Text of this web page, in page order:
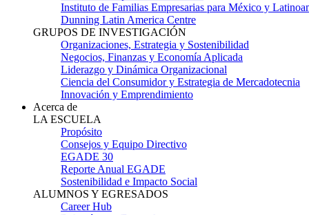
Instituto de Familias Empresarias para México y
Dunning Latin America Centre
GRUPOS DE INVESTIGACIÓN
Organizaciones, Estrategia y Sostenibilidad
Negocios, Finanzas y Economía Aplicada
Liderazgo y Dinámica Organizacional
Ciencia del Consumidor y Estrategia de Mercadotecnia
Innovación y Emprendimiento
Acerca de
LA ESCUELA
Propósito
Consejos y Equipo Directivo
EGADE 30
Reporte Anual EGADE
Sostenibilidad e Impacto Social
ALUMNOS Y EGRESADOS
Career Hub